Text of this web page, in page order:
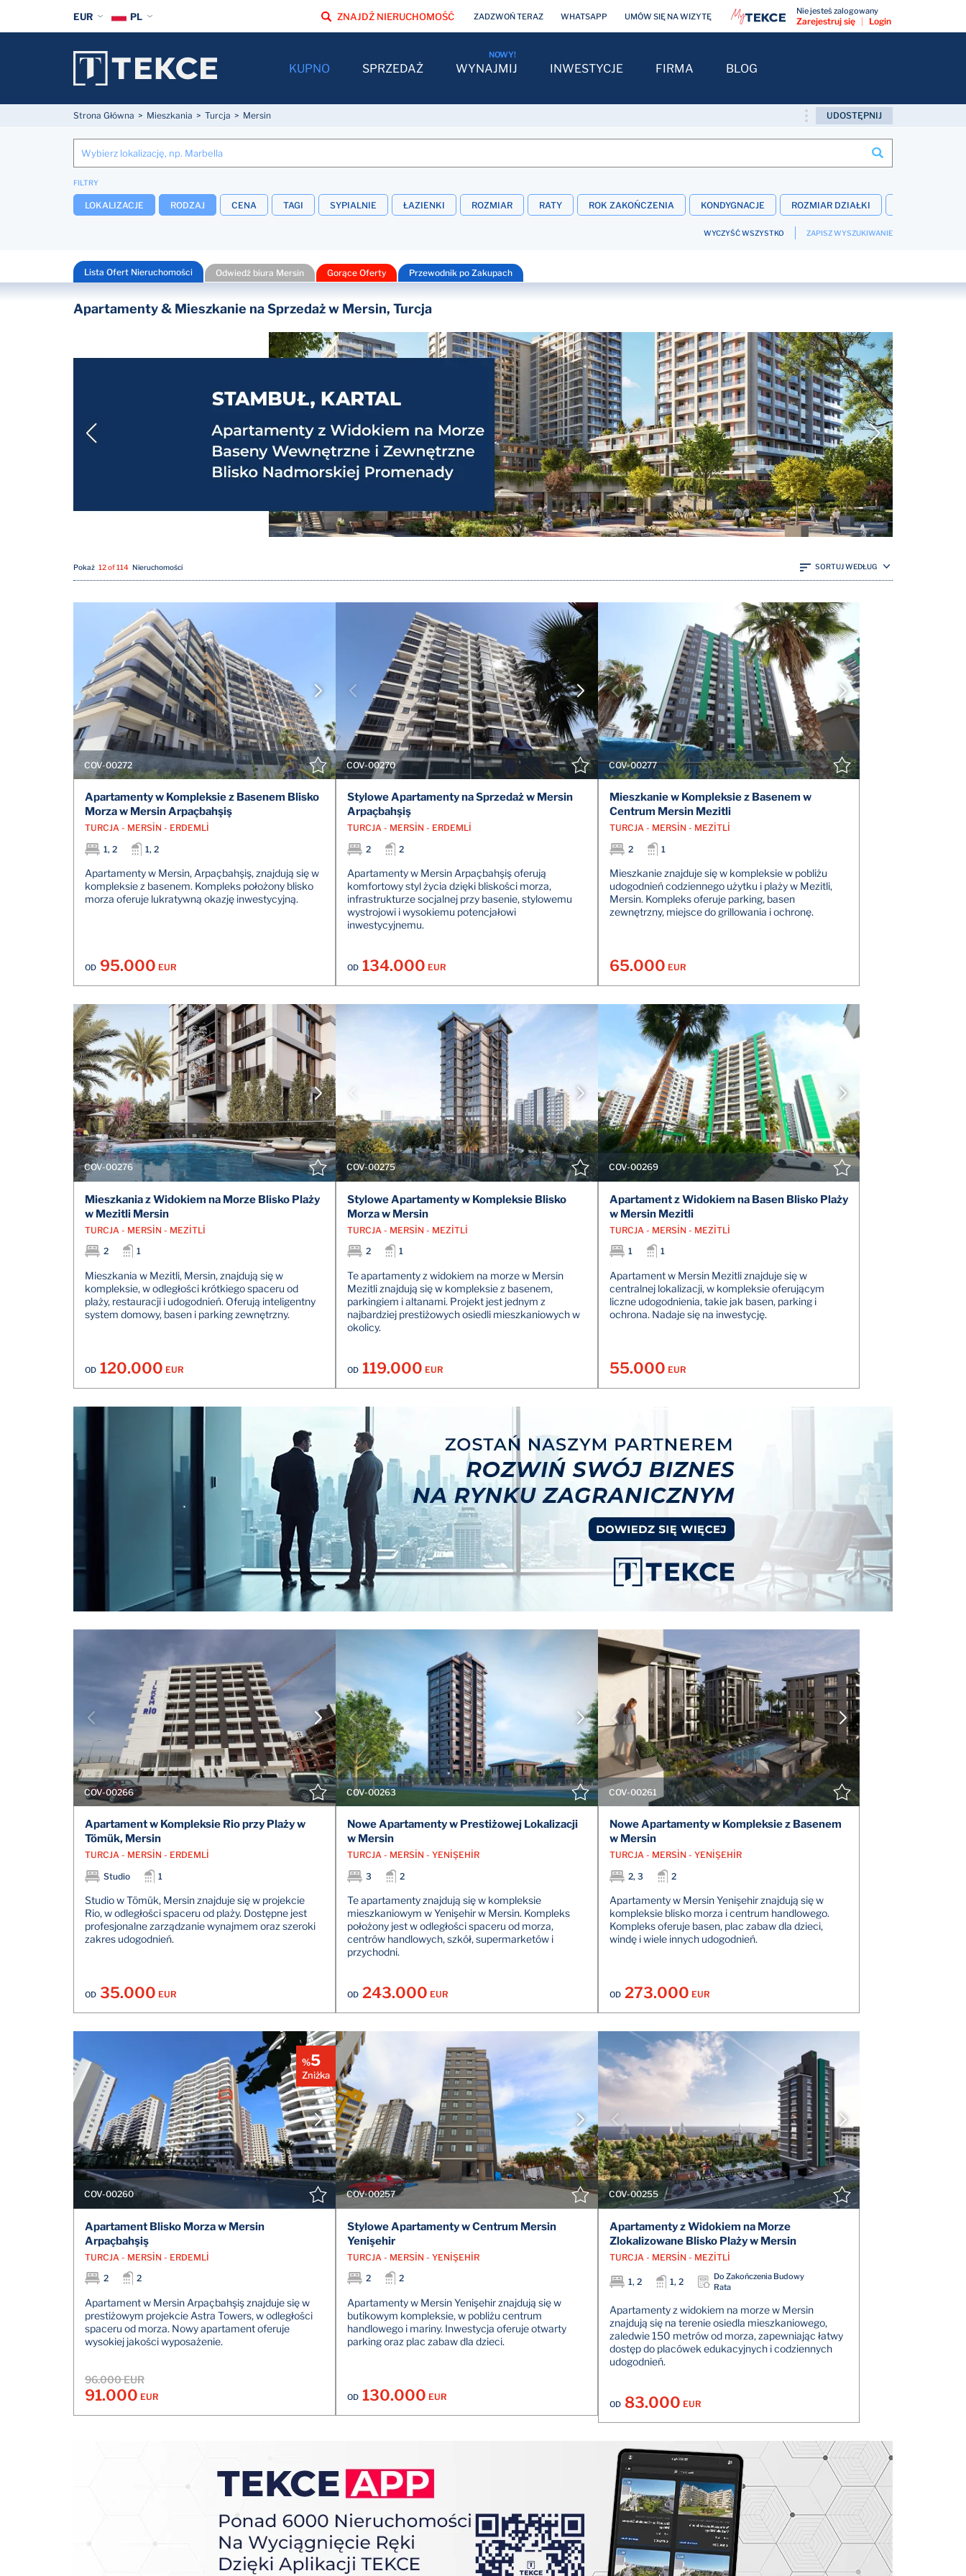
Strona Główna Mieszkania Turcja Mersin UDOSTĘPNIJ
FILTRY
LOKALIZACJE RODZAJ CENA TAGI SYPIALNIE ŁAZIENKI ROZMIAR RATY ROK ZAKOŃCZENIA KONDYGNACJE ROZMIAR DZIAŁKI
WYCZYŚĆ WSZYSTKO ZAPISZ WYSZUKIWANIE
Lista Ofert Nieruchomości Odwiedź biura Mersin Gorące Oferty Przewodnik po Zakupach
Apartamenty & Mieszkanie na Sprzedaż w Mersin, Turcja
SORTUJ WEDŁUG
Pokaż 12 of 114 Nieruchomości
POKAŻ SZCZEGÓŁY
SKONTAKTUJ SIĘ Z AGENTEM
COV-00272
Apartamenty w Kompleksie z Basenem Blisko
Morza w Mersin Arpaçbahşiş
TURCJA - MERSİN - ERDEMLİ
1, 2
1, 2
Apartamenty w Mersin, Arpaçbahşiş, znajdują się w
kompleksie z basenem. Kompleks położony blisko
morza oferuje lukratywną okazję inwestycyjną.
OD 95.000 EUR
POKAŻ SZCZEGÓŁY
SKONTAKTUJ SIĘ Z AGENTEM
COV-00270
Stylowe Apartamenty na Sprzedaż w Mersin
Arpaçbahşiş
TURCJA - MERSİN - ERDEMLİ
2
2
Apartamenty w Mersin Arpaçbahşiş oferują
komfortowy styl życia dzięki bliskości morza,
infrastrukturze socjalnej przy basenie, stylowemu
wystrojowi i wysokiemu potencjałowi
inwestycyjnemu.
OD 134.000 EUR
COV-00277
Mieszkanie w Kompleksie z Basenem w
Centrum Mersin Mezitli
TURCJA - MERSİN - MEZİTLİ
2
1
Mieszkanie znajduje się w kompleksie w pobliżu
udogodnień codziennego użytku i plaży w Mezitli,
Mersin. Kompleks oferuje parking, basen
zewnętrzny, miejsce do grillowania i ochronę.
65.000 EUR
POKAŻ SZCZEGÓŁY
SKONTAKTUJ SIĘ Z AGENTEM
COV-00276
Mieszkania z Widokiem na Morze Blisko Plaży
w Mezitli Mersin
TURCJA - MERSİN - MEZİTLİ
2
1
Mieszkania w Mezitli, Mersin, znajdują się w
kompleksie, w odległości krótkiego spaceru od
plaży, restauracji i udogodnień. Oferują inteligentny
system domowy, basen i parking zewnętrzny.
OD 120.000 EUR
POKAŻ SZCZEGÓŁY
SKONTAKTUJ SIĘ Z AGENTEM
COV-00275
Stylowe Apartamenty w Kompleksie Blisko
Morza w Mersin
TURCJA - MERSİN - MEZİTLİ
2
1
Te apartamenty z widokiem na morze w Mersin
Mezitli znajdują się w kompleksie z basenem,
parkingiem i altanami. Projekt jest jednym z
najbardziej prestiżowych osiedli mieszkaniowych w
okolicy.
OD 119.000 EUR
COV-00269
Apartament z Widokiem na Basen Blisko Plaży
w Mersin Mezitli
TURCJA - MERSİN - MEZİTLİ
1
1
Apartament w Mersin Mezitli znajduje się w
centralnej lokalizacji, w kompleksie oferującym
liczne udogodnienia, takie jak basen, parking i
ochrona. Nadaje się na inwestycję.
55.000 EUR
POKAŻ SZCZEGÓŁY
SKONTAKTUJ SIĘ Z AGENTEM
COV-00266
Apartament w Kompleksie Rio przy Plaży w
Tömük, Mersin
TURCJA - MERSİN - ERDEMLİ
Studio
1
Studio w Tömük, Mersin znajduje się w projekcie
Rio, w odległości spaceru od plaży. Dostępne jest
profesjonalne zarządzanie wynajmem oraz szeroki
zakres udogodnień.
OD 35.000 EUR
POKAŻ SZCZEGÓŁY
SKONTAKTUJ SIĘ Z AGENTEM
COV-00263
Nowe Apartamenty w Prestiżowej Lokalizacji
w Mersin
TURCJA - MERSİN - YENİŞEHİR
3
2
Te apartamenty znajdują się w kompleksie
mieszkaniowym w Yenişehir w Mersin. Kompleks
położony jest w odległości spaceru od morza,
centrów handlowych, szkół, supermarketów i
przychodni.
OD 243.000 EUR
COV-00261
Nowe Apartamenty w Kompleksie z Basenem
w Mersin
TURCJA - MERSİN - YENİŞEHİR
2, 3
2
Apartamenty w Mersin Yenişehir znajdują się w
kompleksie blisko morza i centrum handlowego.
Kompleks oferuje basen, plac zabaw dla dzieci,
windę i wiele innych udogodnień.
OD 273.000 EUR
POKAŻ SZCZEGÓŁY
SKONTAKTUJ SIĘ Z AGENTEM
%5
Zniżka
COV-00260
Apartament Blisko Morza w Mersin
Arpaçbahşiş
TURCJA - MERSİN - ERDEMLİ
2
2
Apartament w Mersin Arpaçbahşiş znajduje się w
prestiżowym projekcie Astra Towers, w odległości
spaceru od morza. Nowy apartament oferuje
wysokiej jakości wyposażenie.
96.000 EUR
91.000 EUR
POKAŻ SZCZEGÓŁY
SKONTAKTUJ SIĘ Z AGENTEM
COV-00257
Stylowe Apartamenty w Centrum Mersin
Yenişehir
TURCJA - MERSİN - YENİŞEHİR
2
2
Apartamenty w Mersin Yenişehir znajdują się w
butikowym kompleksie, w pobliżu centrum
handlowego i mariny. Inwestycja oferuje otwarty
parking oraz plac zabaw dla dzieci.
OD 130.000 EUR
COV-00255
Apartamenty z Widokiem na Morze
Zlokalizowane Blisko Plaży w Mersin
TURCJA - MERSİN - MEZİTLİ
1, 2 1, 2
Do Zakończenia Budowy
Rata
Apartamenty z widokiem na morze w Mersin
znajdują się na terenie osiedla mieszkaniowego,
zaledwie 150 metrów od morza, zapewniając łatwy
dostęp do placówek edukacyjnych i codziennych
udogodnień.
OD 83.000 EUR
EUR PL
KUPNO SPRZEDAŻ WYNAJMIJ INWESTYCJE FIRMA BLOG
ZNAJDŹ NIERUCHOMOŚĆ ZADZWOŃ TERAZ WHATSAPP UMÓW SIĘ NA WIZYTĘ
Nie jesteś zalogowany
Zarejestruj się Login